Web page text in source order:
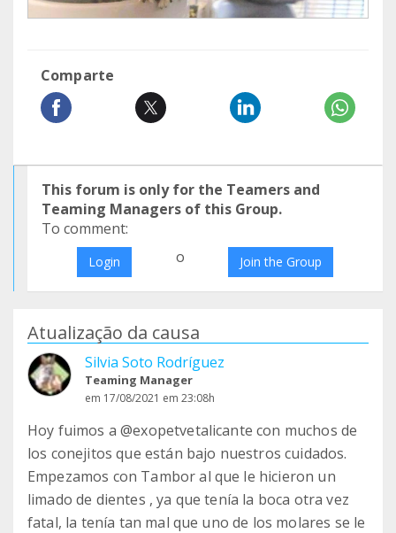
Comparte
This forum is only for the Teamers and
Teaming Managers of this Group.
To comment:
Login o Join the Group
Atualização da causa
Silvia Soto Rodríguez
Teaming Manager
em 17/08/2021 em 23:08h
Hoy fuimos a @exopetvetalicante con muchos de
los conejitos que están bajo nuestros cuidados.
Empezamos con Tambor al que le hicieron un
limado de dientes , ya que tenía la boca otra vez
fatal, la tenía tan mal que uno de los molares se le